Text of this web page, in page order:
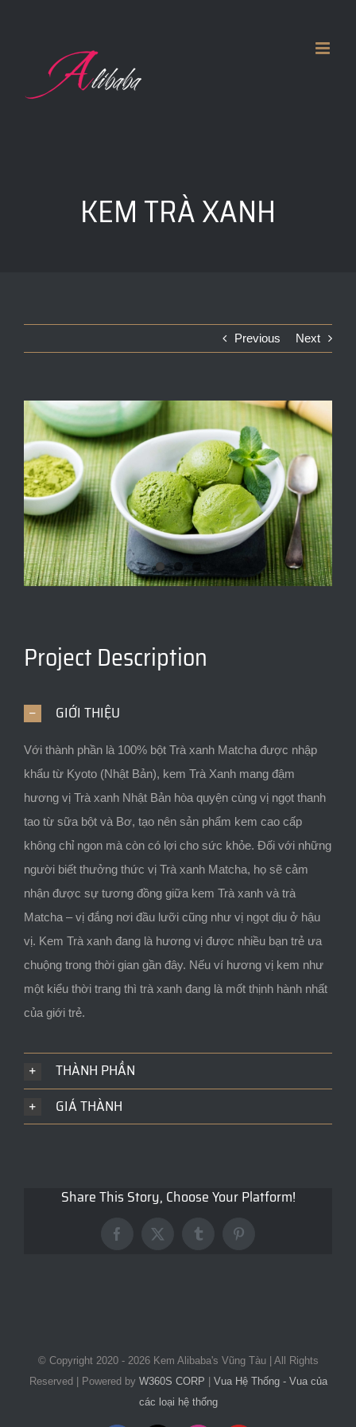
KEM TRÀ XANH
Previous Next
View
Larger
Image
Project Description
GIỚI THIỆU
Với thành phần là 100% bột Trà xanh Matcha được nhập
khẩu từ Kyoto (Nhật Bản), kem Trà Xanh mang đậm
hương vị Trà xanh Nhật Bản hòa quyện cùng vị ngọt thanh
tao từ sữa bột và Bơ, tạo nên sản phẩm kem cao cấp
không chỉ ngon mà còn có lợi cho sức khỏe. Đối với những
người biết thưởng thức vị Trà xanh Matcha, họ sẽ cảm
nhận được sự tương đồng giữa kem Trà xanh và trà
Matcha – vị đắng nơi đầu lưỡi cũng như vị ngọt dịu ở hậu
vị. Kem Trà xanh đang là hương vị được nhiều bạn trẻ ưa
chuộng trong thời gian gần đây. Nếu ví hương vị kem như
một kiểu thời trang thì trà xanh đang là mốt thịnh hành nhất
của giới trẻ.
THÀNH PHẦN
GIÁ THÀNH
Share This Story, Choose Your Platform!
Facebook
X TumblrPinterest
© Copyright 2020 - 2026 Kem Alibaba's Vũng Tàu | All Rights
Reserved | Powered by W360S CORP
Vua Hệ Thống - Vua của
các loại hệ thống